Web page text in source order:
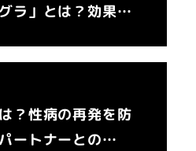
ラ」とは？効果…
？性病の再発を防
ートナーとの…